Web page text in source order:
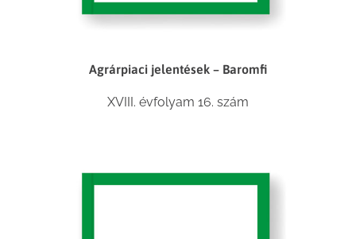
Agrárpiaci jelentések – Baromfi
XVIII. évfolyam 16. szám